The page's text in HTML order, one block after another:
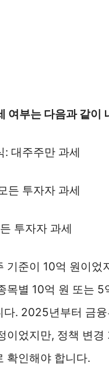
여부는 다음과 같이
: 대주주만 과세
든 투자자 과세
투자자 과세
기준이 10억 원이었
목별 10억 원 또는 5
다. 2025년부터 금
이었지만, 정책 변경
확인해야 합니다.